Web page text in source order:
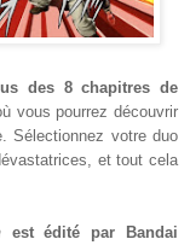
des 8 chapitres de
vous pourrez découvrir
Sélectionnez votre duo
et tout cela
est édité par Bandai